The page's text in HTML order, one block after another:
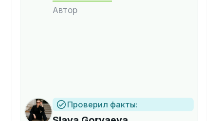
Автор
Проверил факты: